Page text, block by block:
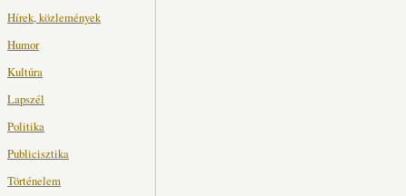
Hírek, közlemények
Humor
Kultúra
Lapszél
Politika
Publicisztika
Történelem